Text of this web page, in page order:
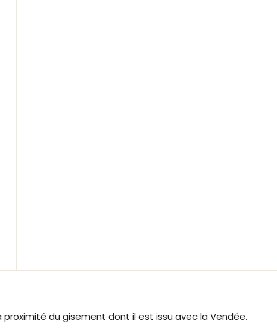
du gisement dont il est issu avec la Vendée.